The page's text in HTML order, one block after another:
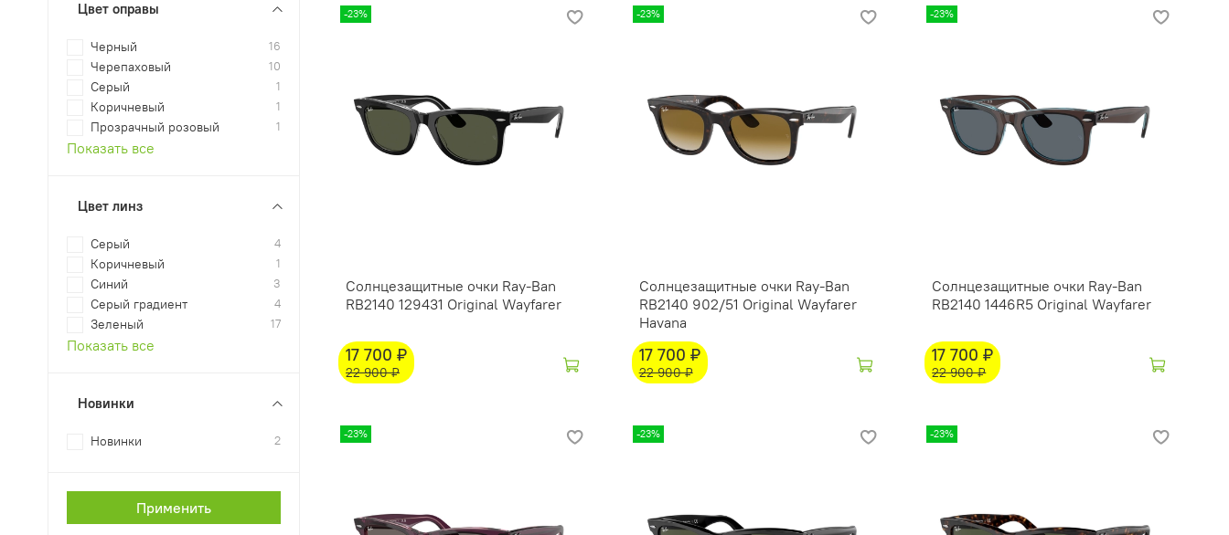
-23%
Солнцезащитные очки Ray-Ban
RB2140 129431 Original Wayfarer
17 700 ₽
22 900 ₽
-23%
Солнцезащитные очки Ray-Ban
RB2140 902/51 Original Wayfarer
Havana
17 700 ₽
22 900 ₽
-23%
Солнцезащитные очки Ray-Ban
RB2140 1446R5 Original Wayfarer
17 700 ₽
22 900 ₽
-23% -23% -23%
Цвет оправы
Черный 16
Черепаховый 10
Серый 1
Коричневый 1
Прозрачный розовый 1
Показать все
Цвет линз
Серый 4
Коричневый 1
Синий 3
Серый градиент 4
Зеленый 17
Показать все
Новинки
Новинки 2
Применить